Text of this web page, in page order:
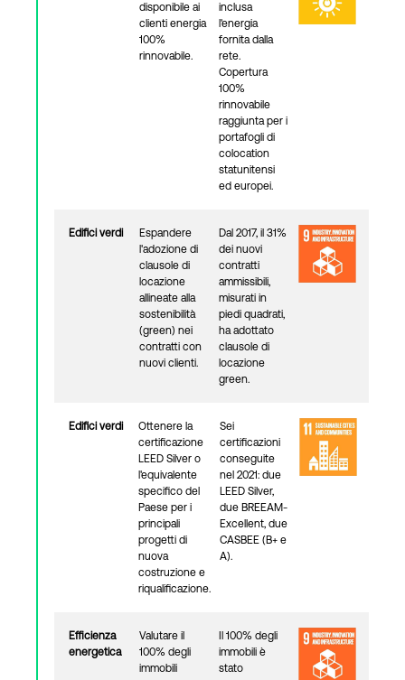
disponibile ai
clienti energia
100%
rinnovabile.
inclusa
l'energia
fornita dalla
rete.
Copertura
100%
rinnovabile
raggiunta per i
portafogli di
colocation
statunitensi
ed europei.
Edifici verdi
Espandere
l'adozione di
clausole di
locazione
allineate alla
sostenibilità
(green) nei
contratti con
nuovi clienti.
Dal 2017, il 31%
dei nuovi
contratti
ammissibili,
misurati in
piedi quadrati,
ha adottato
clausole di
locazione
green.
Edifici verdi
Ottenere la
certificazione
LEED Silver o
l'equivalente
specifico del
Paese per i
principali
progetti di
nuova
costruzione e
riqualificazione.
Sei
certificazioni
conseguite
nel 2021: due
LEED Silver,
due BREEAM-
Excellent, due
CASBEE (B+ e
A).
Efficienza
energetica
Valutare il
100% degli
immobili
Il 100% degli
immobili è
stato